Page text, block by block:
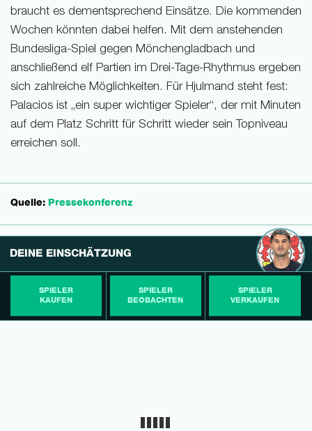
braucht es dementsprechend Einsätze. Die kommenden
Wochen könnten dabei helfen. Mit dem anstehenden
Bundesliga-Spiel gegen Mönchengladbach und
anschließend elf Partien im Drei-Tage-Rhythmus ergeben
sich zahlreiche Möglichkeiten. Für Hjulmand steht fest:
Palacios ist „ein super wichtiger Spieler“, der mit Minuten
auf dem Platz Schritt für Schritt wieder sein Topniveau
erreichen soll.
Quelle: Pressekonferenz
DEINE EINSCHÄTZUNG
SPIELER
KAUFEN
SPIELER
BEOBACHTEN
SPIELER
VERKAUFEN